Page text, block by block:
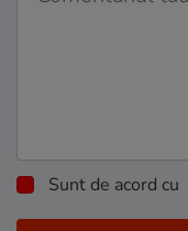
Sunt de acord cu